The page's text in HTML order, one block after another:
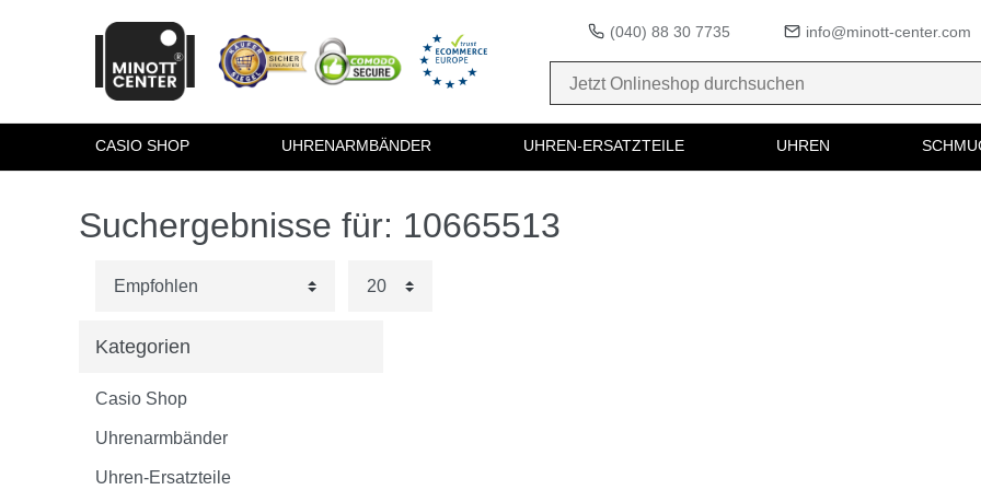
(040) 88 30 7735 info@minott-center.com
CASIO SHOP UHRENARMBÄNDER UHREN-ERSATZTEILE UHREN
Suchergebnisse für: 10665513
Kategorien
Casio Shop
Uhrenarmbänder
Uhren-Ersatzteile